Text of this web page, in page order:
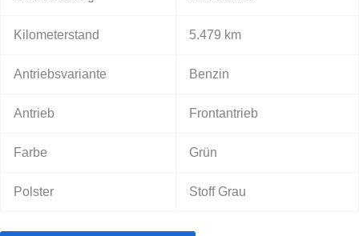
Kilometerstand 5.479 km
Antriebsvariante Benzin
Antrieb Frontantrieb
Farbe Grün
Polster Stoff Grau